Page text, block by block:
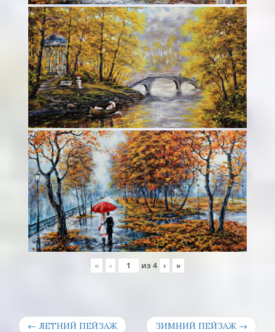
« ‹ из 4 › »
← ЛЕТНИЙ ПЕЙЗАЖ ЗИМНИЙ ПЕЙЗАЖ →